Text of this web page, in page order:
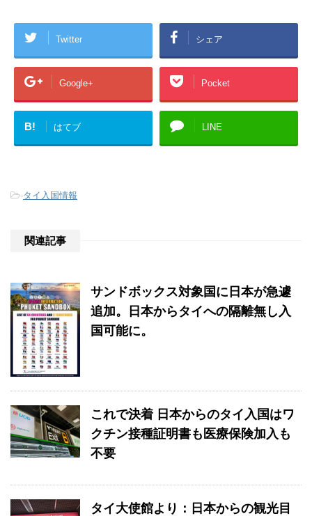
Twitter シェア
Google+ Pocket
B! はてブ LINE
-タイ入国情報
関連記事
サンドボックス対象国に日本が急遽
追加。日本からタイへの隔離無し入
国可能に。
これで決着 日本からのタイ入国はワ
クチン接種証明書も医療保険加入も
不要
タイ大使館より：日本からの観光目